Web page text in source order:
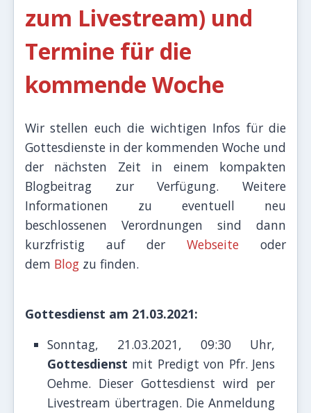
zum Livestream) und
Termine für die
kommende Woche
Wir stellen euch die wichtigen Infos für die
Gottesdienste in der kommenden Woche und
der nächsten Zeit in einem kompakten
Blogbeitrag zur Verfügung. Weitere
Informationen zu eventuell neu
beschlossenen Verordnungen sind dann
kurzfristig auf derWebseite oder
dem Blogzu finden.
Gottesdienst am 21.03.2021:
Sonntag, 21.03.2021, 09:30 Uhr,
Gottesdienst mit Predigt von Pfr. Jens
Oehme. Dieser Gottesdienst wird per
Livestream übertragen. Die Anmeldung